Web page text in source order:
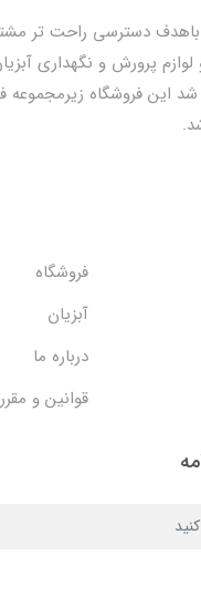
باهدف دسترسی راحت تر
لوازم پرورش و نگهداری
شد این فروشگاه
فروشگاه
آبزیان
درباره ما
قوانین و